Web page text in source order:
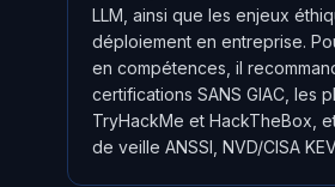
LLM, ainsi que les enjeux
déploiement en entreprise.
en compétences, il
certifications SANS GIAC, les
TryHackMe et HackTheBox,
de veille ANSSI, NVD/CISA